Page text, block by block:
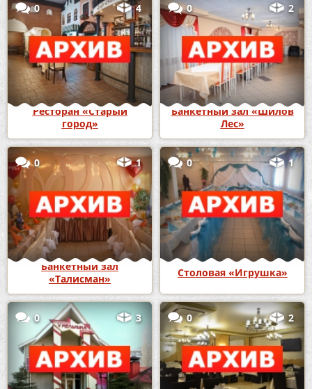
0 4
Ресторан «Старый
город»
0 2
Банкетный зал «Шилов
Лес»
0 1
Банкетный зал
«Талисман»
0 1
Столовая «Игрушка»
0 3 0 2